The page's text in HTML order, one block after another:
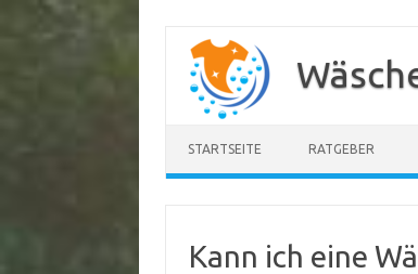
Inhalt
springen
STARTSEITE RATGEBER
Kann ich eine